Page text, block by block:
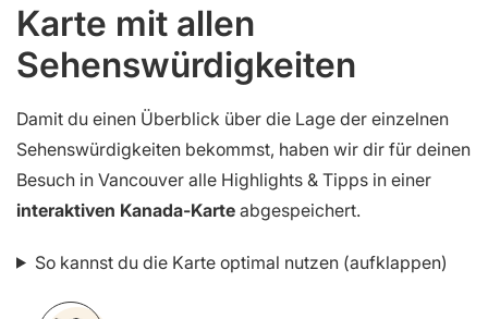
Karte mit allen
Sehenswürdigkeiten
Damit du einen Überblick über die Lage der einzelnen
Sehenswürdigkeiten bekommst, haben wir dir für deinen
Besuch in Vancouver alle Highlights & Tipps in einer
interaktiven Kanada-Karte abgespeichert.
So kannst du die Karte optimal nutzen (aufklappen)